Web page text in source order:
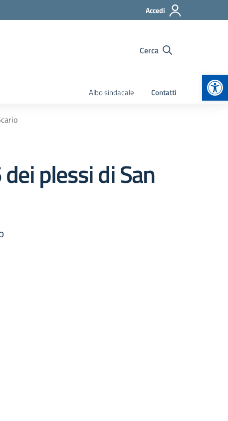
Accedi
Cerca
Albo sindacale Contatti
plessi di San